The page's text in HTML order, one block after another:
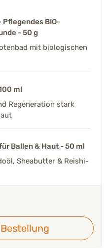
Pflegendes BIO-
- 50 g
mit biologischen
ml
Regeneration stark
Ballen & Haut - 50 ml
Sheabutter & Reishi-